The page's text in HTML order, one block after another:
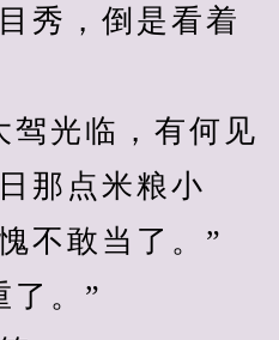
，倒是看着
光临，有何见
那点米粮小
不敢当了。”
。”